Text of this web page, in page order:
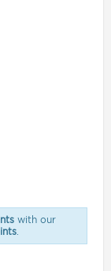
with our
.